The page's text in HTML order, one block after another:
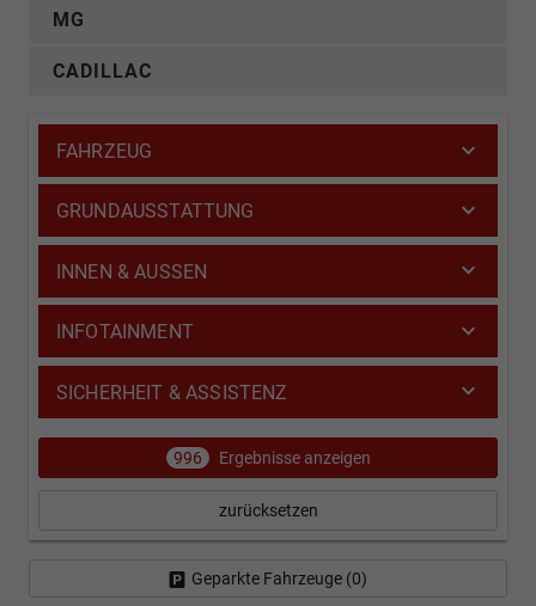
MG
CADILLAC
FAHRZEUG
GRUNDAUSSTATTUNG
INNEN & AUSSEN
INFOTAINMENT
SICHERHEIT & ASSISTENZ
996 Ergebnisse anzeigen
zurücksetzen
Geparkte Fahrzeuge (0)